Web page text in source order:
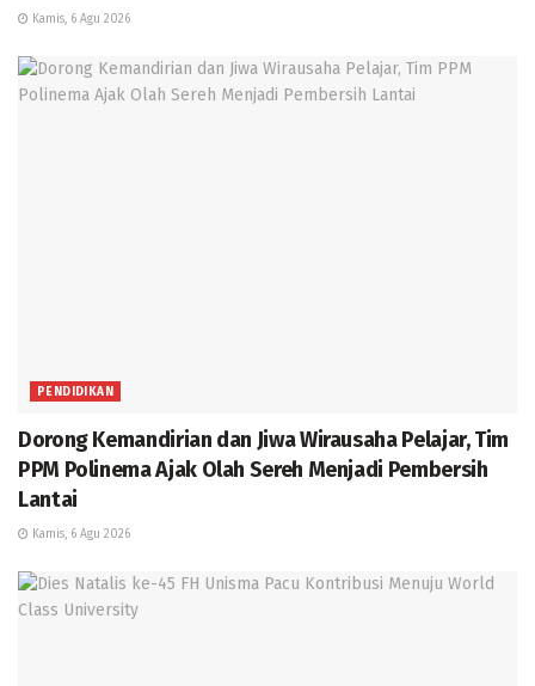
Kamis, 6 Agu 2026
PENDIDIKAN
Dorong Kemandirian dan Jiwa Wirausaha Pelajar, Tim
PPM Polinema Ajak Olah Sereh Menjadi Pembersih
Lantai
Kamis, 6 Agu 2026